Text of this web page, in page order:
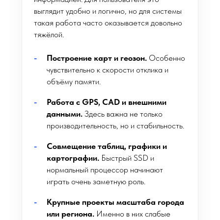
выглядит удобно и логично, но для системы
такая работа часто оказывается довольно
тяжёлой.
Построение карт и геозон. Особенно
чувствительно к скорости отклика и
объёму памяти.
Работа с GPS, CAD и внешними
данными. Здесь важна не только
производительность, но и стабильность.
Совмещение таблиц, графики и
картографии. Быстрый SSD и
нормальный процессор начинают
играть очень заметную роль.
Крупные проекты масштаба города
или региона. Именно в них слабые